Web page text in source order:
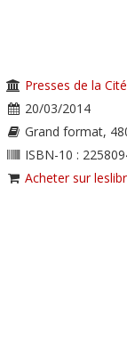
Presses de la Cité
20/03/2014
Grand format,
ISBN-10 :
Acheter sur